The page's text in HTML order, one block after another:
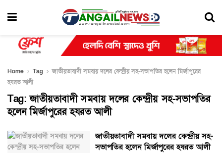
Home Tag
জাতীয়তাবাদী সমবায় দলের কেন্দ্রীয় সহ-সভাপতির হলেন মির্জাপুরের
হযরত আলী
Tag:জাতীয়তাবাদী সমবায় দলের কেন্দ্রীয় সহ-সভাপতির
হলেন মির্জাপুরের হযরত আলী
জাতীয়তাবাদী সমবায় দলের কেন্দ্রীয় সহ-
সভাপতির হলেন মির্জাপুরের হযরত আলী